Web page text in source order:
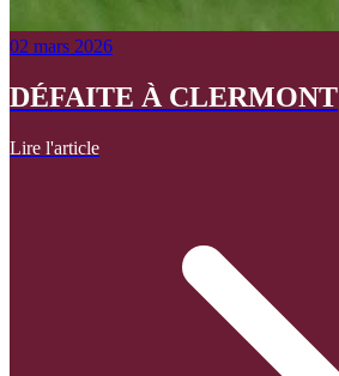
02 mars 2026
DÉFAITE À CLERMONT
Lire l'article